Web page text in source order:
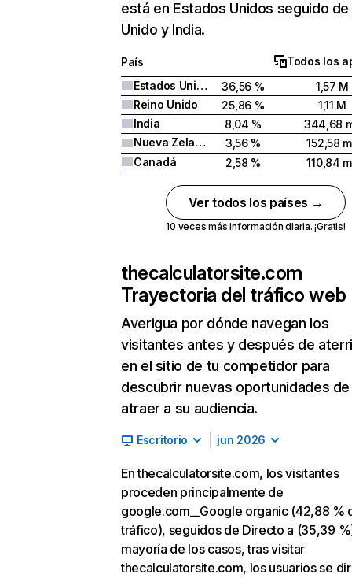
está en Estados Unidos seguido de
Unido y India.
País
Todos los
Estados Unidos
36,56 %
1,57 M
Reino Unido
25,86 %
1,11 M
India
8,04 %
344,68
Nueva Zelanda
3,56 %
152,58
Canadá
2,58 % 110,84
Ver todos los países →
10 veces más información diaria. ¡Gratis!
thecalculatorsite.com
Trayectoria del tráfico web
Averigua por dónde navegan los
visitantes antes y después de
en el sitio de tu competidor para
descubrir nuevas oportunidades de
atraer a su audiencia.
Escritorio jun 2026
En thecalculatorsite.com, los visitantes
proceden principalmente de
google.com__Google organic (42,88 %
tráfico), seguidos de Directo a (35,39
mayoría de los casos, tras visitar
thecalculatorsite.com, los usuarios se